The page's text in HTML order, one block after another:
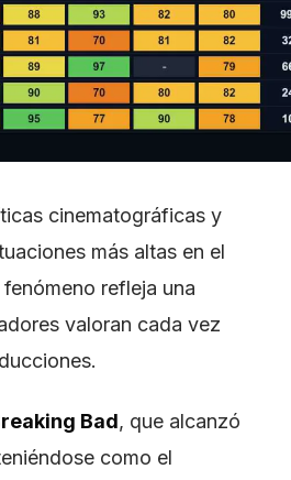
cinematográficas y
más altas en el
refleja una
valoran cada vez
Bad, que alcanzó
como el